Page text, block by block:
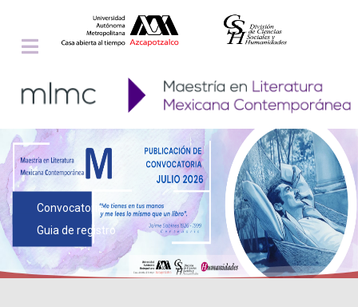
Convocatoria
Guia de registro